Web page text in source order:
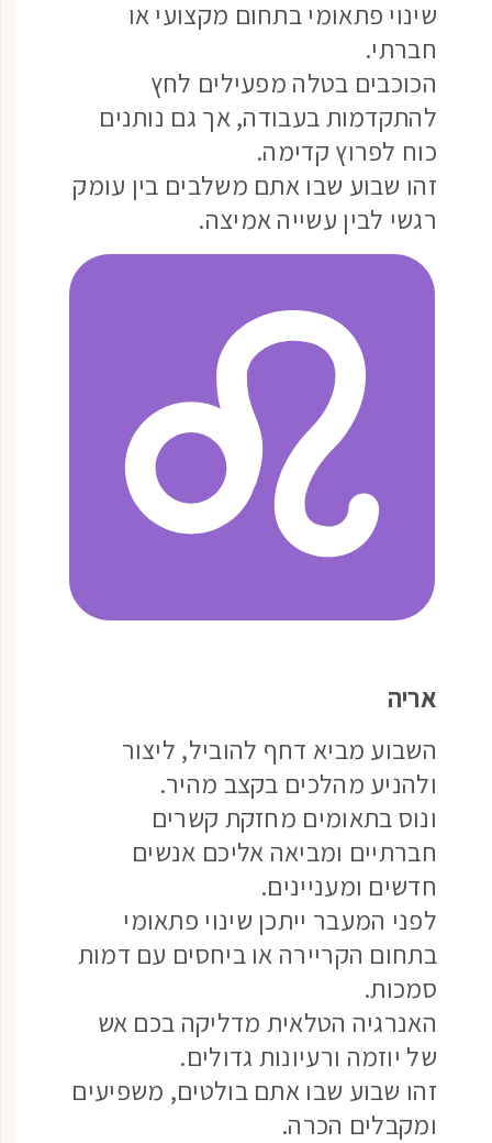
שינוי פתאומי בתחום מקצועי או
חברתי.
הכוכבים בטלה מפעילים לחץ
להתקדמות בעבודה, אך גם נותנים
כוח לפרוץ קדימה.
זהו שבוע שבו אתם משלבים בין עומק
רגשי לבין עשייה אמיצה.
אריה
השבוע מביא דחף להוביל, ליצור
ולהניע מהלכים בקצב מהיר.
ונוס בתאומים מחזקת קשרים
חברתיים ומביאה אליכם אנשים
חדשים ומעניינים.
לפני המעבר ייתכן שינוי פתאומי
בתחום הקריירה או ביחסים עם דמות
סמכות.
האנרגיה הטלאית מדליקה בכם אש
של יוזמה ורעיונות גדולים.
זהו שבוע שבו אתם בולטים, משפיעים
ומקבלים הכרה.